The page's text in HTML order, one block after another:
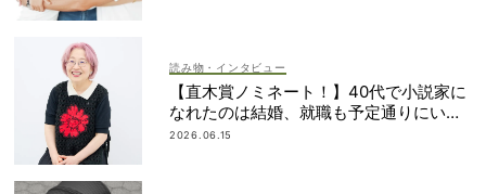
読み物・インタビュー
【直木賞ノミネート！】40代で小説家に
なれたのは結婚、就職も予定通りにいか
なかったから｜朝倉かすみさん
2026.06.15